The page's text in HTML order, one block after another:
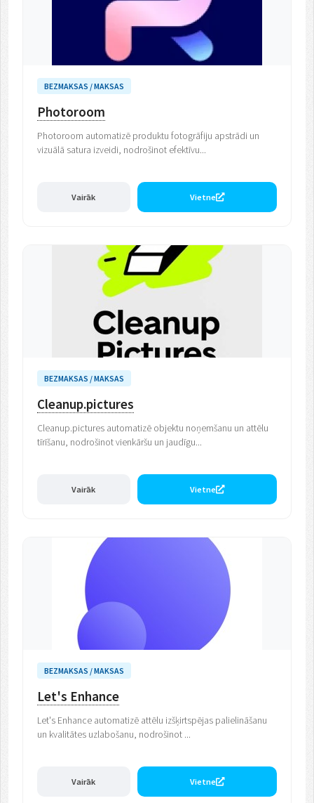
BEZMAKSAS / MAKSAS
Photoroom
Photoroom automatizē produktu fotogrāfiju apstrādi un
vizuālā satura izveidi, nodrošinot efektīvu...
Vairāk Vietne
BEZMAKSAS / MAKSAS
Cleanup.pictures
Cleanup.pictures automatizē objektu noņemšanu un attēlu
tīrīšanu, nodrošinot vienkāršu un jaudīgu...
Vairāk Vietne
BEZMAKSAS / MAKSAS
Let's Enhance
Let's Enhance automatizē attēlu izšķirtspējas palielināšanu
un kvalitātes uzlabošanu, nodrošinot ...
Vairāk Vietne